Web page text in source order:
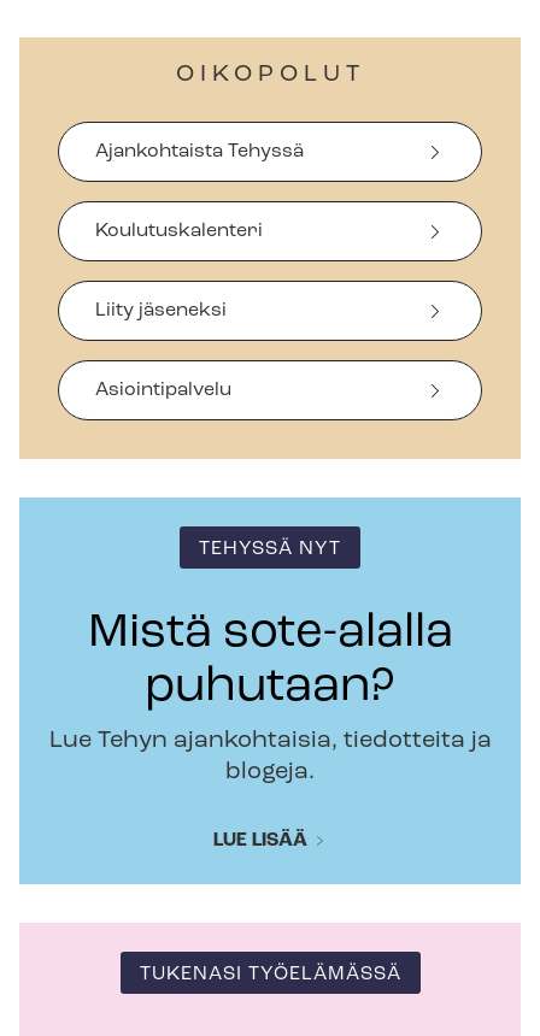
OIKOPOLUT
Ajankohtaista Tehyssä
Koulutuskalenteri
Liity jäseneksi
Asiointipalvelu
TEHYSSÄ NYT
Mistä sote-alalla
puhutaan?
Lue Tehyn ajankohtaisia, tiedotteita ja
blogeja.
LUE LISÄÄ
TUKENASI TYÖELÄMÄSSÄ